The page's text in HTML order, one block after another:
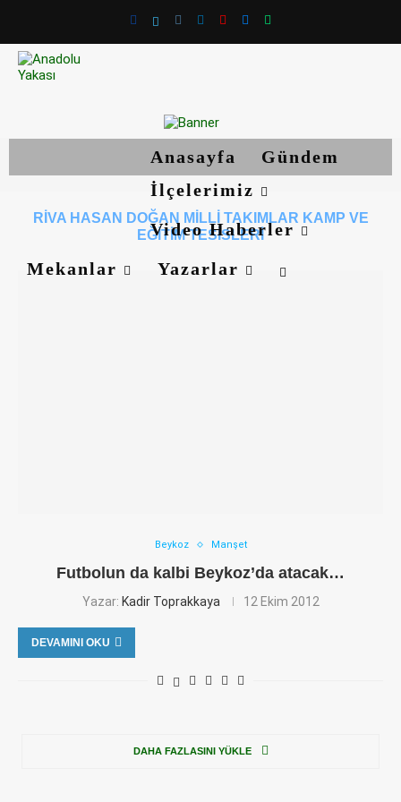
Anasayfa
Gündem
İlçelerimiz
Video Haberler
Mekanlar
Yazarlar
RIVA HASAN DOĞAN MILLI TAKIMLAR KAMP VE
EĞITIM TESISLERI
Beykoz Manşet
Futbolun da kalbi Beykoz’da atacak…
Yazar: Kadir Toprakkaya 12 Ekim 2012
DEVAMINI OKU
DAHA FAZLASINI YÜKLE